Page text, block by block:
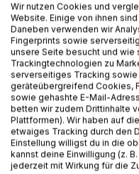
BESCHREIBUNG
Eine Reise durch mein
Pilgerweg von Porto
ans Ende der Welt - hallo
Dir!
Ich habe ihm nie richtig
schmerzhaft und gaben
vielen Situationen
Wir nutzen Cookies und
Website. Einige von ihnen
Daneben verwenden wir
Fingerprints sowie
unsere Seite besucht und wie
Trackingtechnologien zu
serverseitiges Tracking
geräteübergreifend Cookies,
sowie gehashte E-Mail-
betten wir zudem Drittinhalte
Plattformen). Wir haben auf
etwaiges Tracking durch den
Einstellung willigst du in die
kannst deine Einwilligung (z.
jederzeit mit Wirkung für die